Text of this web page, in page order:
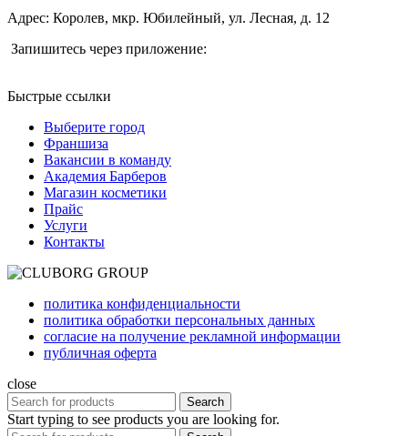
Адрес: Королев, мкр. Юбилейный, ул. Лесная, д. 12
Запишитесь через приложение:
Быстрые ссылки
Выберите город
Франшиза
Вакансии в команду
Академия Барберов
Магазин косметики
Прайс
Услуги
Контакты
политика конфиденциальности
политика обработки персональных данных
согласие на получение рекламной информации
публичная оферта
close
Search
Start typing to see products you are looking for.